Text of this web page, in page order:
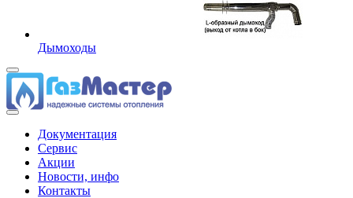
Дымоходы
Документация
Сервис
Акции
Новости, инфо
Контакты